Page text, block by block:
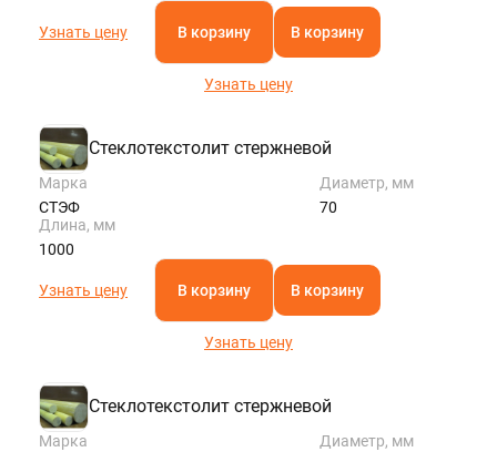
Узнать цену В корзину В корзину
Узнать цену
Стеклотекстолит стержневой
Марка
СТЭФ
Диаметр, мм
70
Длина, мм
1000
Узнать цену В корзину В корзину
Узнать цену
Стеклотекстолит стержневой
Марка
Диаметр, мм